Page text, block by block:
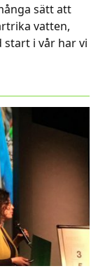
sätt att
vatten,
start i vår har vi